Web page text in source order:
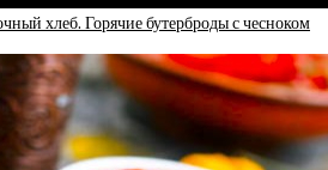
хлеб. Горячие бутерброды с чесноком